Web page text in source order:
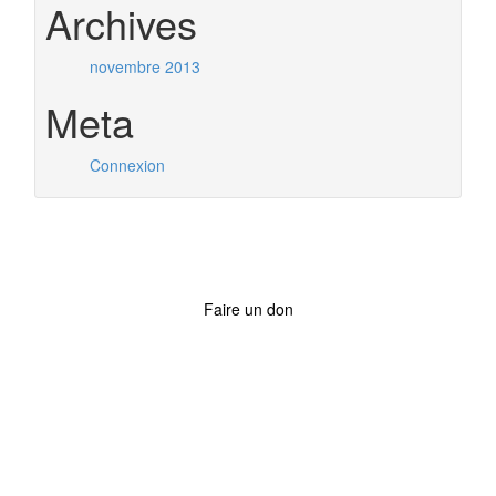
Archives
novembre 2013
Meta
Connexion
Faire un don